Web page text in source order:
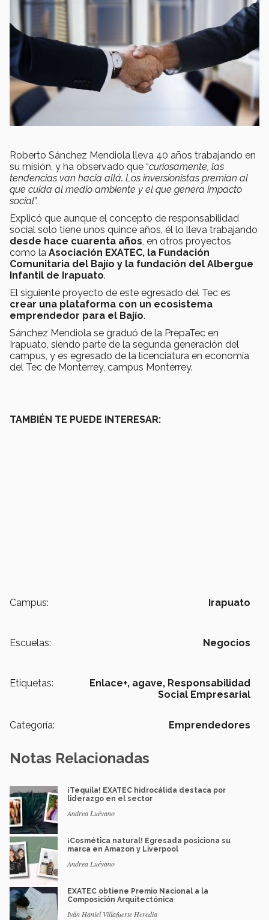
Roberto Sánchez Mendiola lleva 40 años trabajando en
su misión, y ha observado que “curiosamente, las
tendencias van hacia allá. Los inversionistas premian al
que cuida al medio ambiente y el que genera impacto
social”.
Explicó que aunque el concepto de responsabilidad
social solo tiene unos quince años, él lo lleva trabajando
desde hace cuarenta años, en otros proyectos
como la Asociación EXATEC, la Fundación
Comunitaria del Bajío y la fundación del Albergue
Infantil de Irapuato.
El siguiente proyecto de este egresado del Tec es
crear una plataforma con un ecosistema
emprendedor para el Bajío.
Sánchez Mendiola se graduó de la PrepaTec en
Irapuato, siendo parte de la segunda generación del
campus, y es egresado de la licenciatura en economía
del Tec de Monterrey, campus Monterrey.
TAMBIÉN TE PUEDE INTERESAR:
Campus: Irapuato
Escuelas: Negocios
Etiquetas: Enlace+, agave, Responsabilidad
Social Empresarial
Categoría: Emprendedores
Notas Relacionadas
¡Tequila! EXATEC hidrocálida destaca por
liderazgo en el sector
Andrea Luévano
¡Cosmética natural! Egresada posiciona su
marca en Amazon y Liverpool
Andrea Luévano
EXATEC obtiene Premio Nacional a la
Composición Arquitectónica
Iván Haniel Villafuerte Heredia